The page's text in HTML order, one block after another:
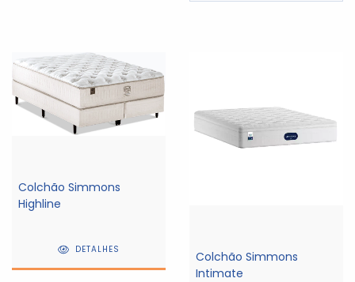
Colchão Simmons
Highline
DETALHES
Colchão Simmons
Intimate